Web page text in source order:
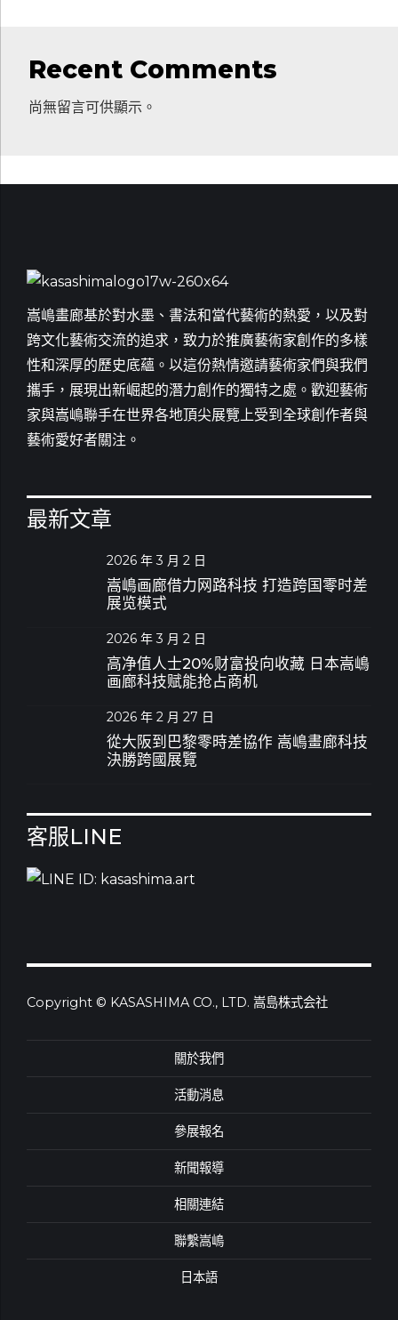
Recent Comments
尚無留言可供顯示。
嵩嶋畫廊基於對水墨、書法和當代藝術的熱愛，以及對
跨文化藝術交流的追求，致力於推廣藝術家創作的多樣
性和深厚的歷史底蘊。以這份熱情邀請藝術家們與我們
攜手，展現出新崛起的潛力創作的獨特之處。歡迎藝術
家與嵩嶋聯手在世界各地頂尖展覽上受到全球創作者與
藝術愛好者關注。
最新文章
2026 年 3 月 2 日
嵩嶋画廊借力网路科技 打造跨国零时差
展览模式
2026 年 3 月 2 日
高净值人士20%财富投向收藏 日本嵩嶋
画廊科技赋能抢占商机
2026 年 2 月 27 日
從大阪到巴黎零時差協作 嵩嶋畫廊科技
決勝跨國展覽
客服LINE
Copyright © KASASHIMA CO., LTD. 嵩島株式会社
關於我們
活動消息
參展報名
新聞報導
相關連結
聯繫嵩嶋
日本語